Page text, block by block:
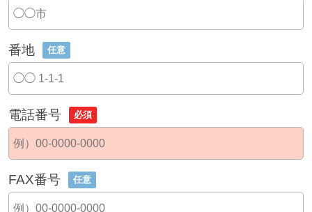
番地 任意
電話番号 必須
FAX番号 任意